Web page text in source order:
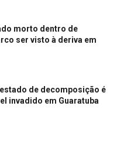
morto dentro de
ser visto à deriva em
de decomposição é
invadido em Guaratuba